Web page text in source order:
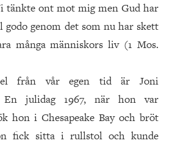
tänkte ont mot mig men Gud har
genom det som nu har skett
många människors liv (1 Mos.
från vår egen tid är Joni
En julidag 1967, när hon var
hon i Chesapeake Bay och bröt
fick sitta i rullstol och kunde